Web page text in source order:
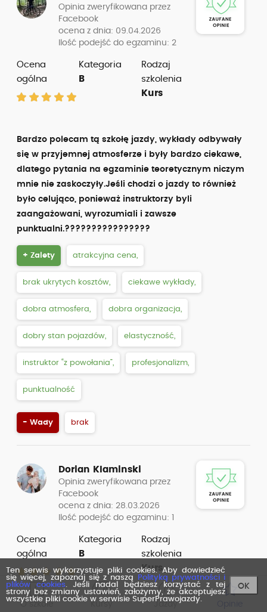
O szkole
Opinia zweryfikowana przez
Facebook
ocena z dnia: 09.04.2026
Ilość podejść do egzaminu: 2
Ocena
ogólna
Kategoria
B
Rodzaj
szkolenia
Kurs
Bardzo polecam tą szkołę jazdy, wykłady odbywały
się w przyjemnej atmosferze i były bardzo ciekawe,
dlatego pytania na egzaminie teoretycznym niczym
mnie nie zaskoczyły.Jeśli chodzi o jazdy to również
było celująco, ponieważ instruktorzy byli
zaangażowani, wyrozumiali i zawsze
punktualni.????????????????
+ Zalety atrakcyjna cena,
brak ukrytych kosztów, ciekawe wykłady,
dobra atmosfera, dobra organizacja,
dobry stan pojazdów, elastyczność,
instruktor “z powołania”, profesjonalizm,
punktualność
- Wady brak
Dorian Klaminski
Opinia zweryfikowana przez
Facebook
ocena z dnia: 28.03.2026
Ilość podejść do egzaminu: 1
Ocena
ogólna
Kategoria
B
Rodzaj
szkolenia
Kurs
Ten serwis wykorzystuje pliki cookies. Aby dowiedzieć
się więcej, zapoznaj się z naszą
Polityką prywatności i
plików cookies. Jeśli nadal będziesz korzystać z tej
strony bez zmiany ustawień, założymy, że akceptujesz
wszystkie pliki cookie w serwisie SuperPrawojazdy.
OK